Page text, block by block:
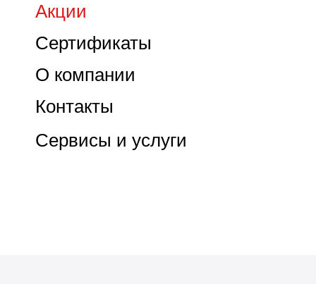
Контакты
О компании
Сертификаты
Акции
Сервисы и услуги